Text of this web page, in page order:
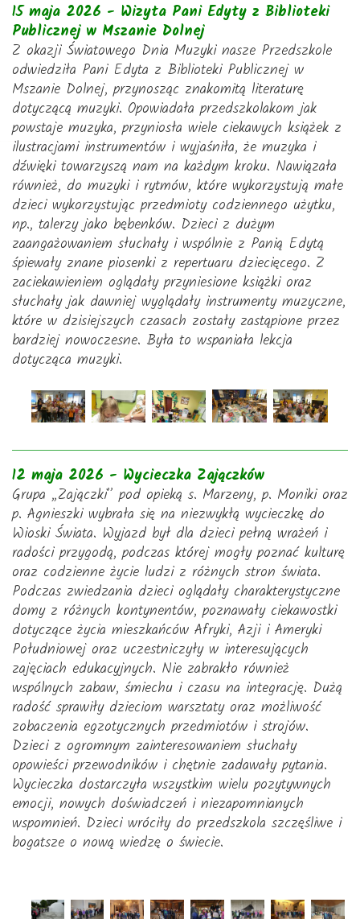
15 maja 2026 - Wizyta Pani Edyty z Biblioteki
Publicznej w Mszanie Dolnej
Z okazji Światowego Dnia Muzyki nasze Przedszkole
odwiedziła Pani Edyta z Biblioteki Publicznej w
Mszanie Dolnej, przynosząc znakomitą literaturę
dotyczącą muzyki. Opowiadała przedszkolakom jak
powstaje muzyka, przyniosła wiele ciekawych książek z
ilustracjami instrumentów i wyjaśniła, że muzyka i
dźwięki towarzyszą nam na każdym kroku. Nawiązała
również, do muzyki i rytmów, które wykorzystują małe
dzieci wykorzystując przedmioty codziennego użytku,
np., talerzy jako bębenków. Dzieci z dużym
zaangażowaniem słuchały i wspólnie z Panią Edytą
śpiewały znane piosenki z repertuaru dziecięcego. Z
zaciekawieniem oglądały przyniesione książki oraz
słuchały jak dawniej wyglądały instrumenty muzyczne,
które w dzisiejszych czasach zostały zastąpione przez
bardziej nowoczesne. Była to wspaniała lekcja
dotycząca muzyki.
12 maja 2026 - Wycieczka Zajączków
Grupa „Zajączki” pod opieką s. Marzeny, p. Moniki oraz
p. Agnieszki wybrała się na niezwykłą wycieczkę do
Wioski Świata. Wyjazd był dla dzieci pełną wrażeń i
radości przygodą, podczas której mogły poznać kulturę
oraz codzienne życie ludzi z różnych stron świata.
Podczas zwiedzania dzieci oglądały charakterystyczne
domy z różnych kontynentów, poznawały ciekawostki
dotyczące życia mieszkańców Afryki, Azji i Ameryki
Południowej oraz uczestniczyły w interesujących
zajęciach edukacyjnych. Nie zabrakło również
wspólnych zabaw, śmiechu i czasu na integrację. Dużą
radość sprawiły dzieciom warsztaty oraz możliwość
zobaczenia egzotycznych przedmiotów i strojów.
Dzieci z ogromnym zainteresowaniem słuchały
opowieści przewodników i chętnie zadawały pytania.
Wycieczka dostarczyła wszystkim wielu pozytywnych
emocji, nowych doświadczeń i niezapomnianych
wspomnień. Dzieci wróciły do przedszkola szczęśliwe i
bogatsze o nową wiedzę o świecie.